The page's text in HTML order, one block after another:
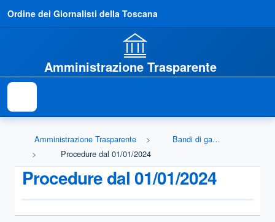
Ordine dei Giornalisti della Toscana
Amministrazione Trasparente
Amministrazione Trasparente
Bandi di gara e contratti
Procedure dal 01/01/2024
Procedure dal 01/01/2024